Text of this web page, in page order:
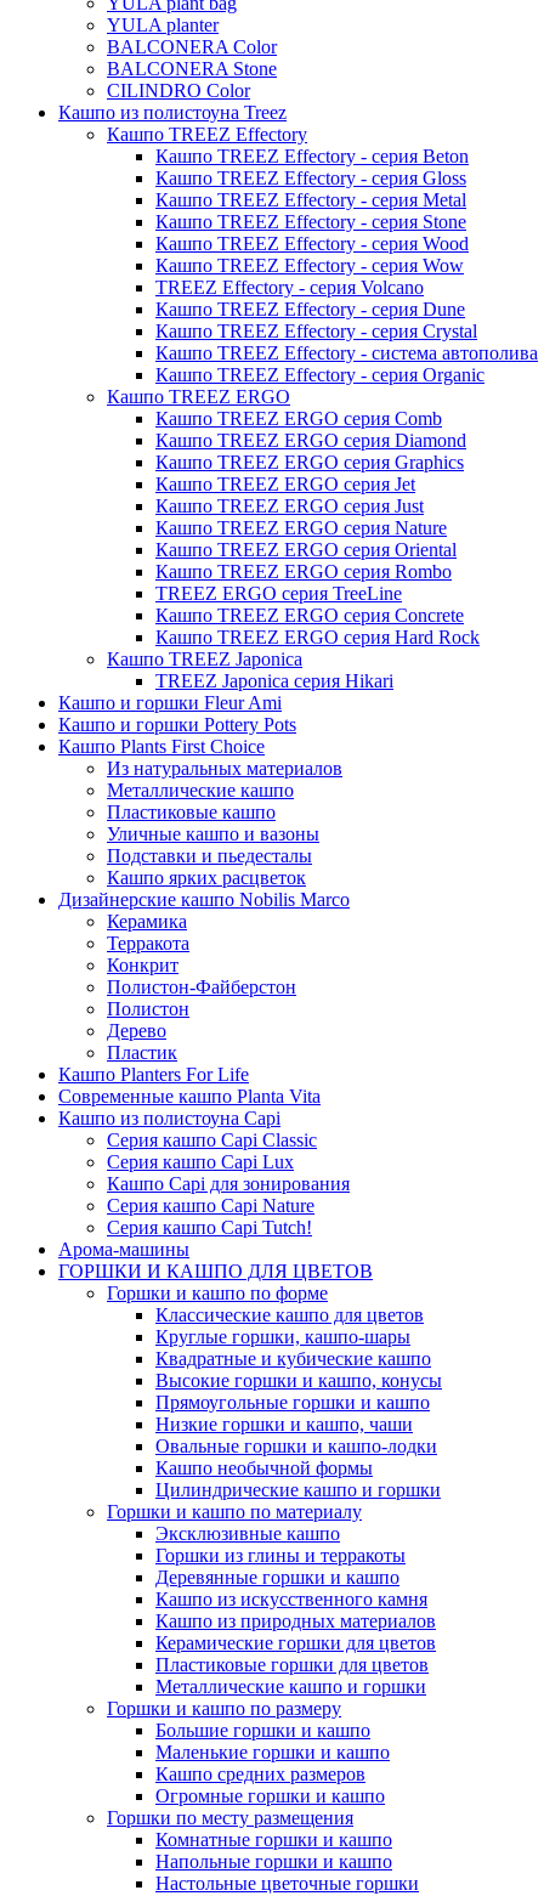
Moda
YULA planter
BALCONERA Color
BALCONERA Stone
CILINDRO Color
Кашпо из полистоуна Treez
Кашпо TREEZ Effectory
Кашпо TREEZ Effectory - серия Beton
Кашпо TREEZ Effectory - серия Gloss
Кашпо TREEZ Effectory - серия Metal
Кашпо TREEZ Effectory - серия Stone
Кашпо TREEZ Effectory - серия Wood
Кашпо TREEZ Effectory - серия Wow
TREEZ Effectory - серия Volcano
Кашпо TREEZ Effectory - серия Dune
Кашпо TREEZ Effectory - серия Crystal
Кашпо TREEZ Effectory - система автополива
Кашпо TREEZ Effectory - серия Organic
Кашпо TREEZ ERGO
Кашпо TREEZ ERGO серия Comb
Кашпо TREEZ ERGO серия Diamond
Кашпо TREEZ ERGO серия Graphics
Кашпо TREEZ ERGO серия Jet
Кашпо TREEZ ERGO серия Just
Кашпо TREEZ ERGO серия Nature
Кашпо TREEZ ERGO серия Oriental
Кашпо TREEZ ERGO серия Rombo
TREEZ ERGO серия TreeLine
Кашпо TREEZ ERGO серия Concrete
Кашпо TREEZ ERGO серия Hard Rock
Кашпо TREEZ Japonica
TREEZ Japonica серия Hikari
Кашпо и горшки Fleur Ami
Кашпо и горшки Pottery Pots
Кашпо Plants First Choice
Из натуральных материалов
Металлические кашпо
Пластиковые кашпо
Уличные кашпо и вазоны
Подставки и пьедесталы
Кашпо ярких расцветок
Дизайнерские кашпо Nobilis Marco
Керамика
Терракота
Конкрит
Полистон-Файберстон
Полистон
Дерево
Пластик
Кашпо Planters For Life
Современные кашпо Planta Vita
Кашпо из полистоуна Capi
Серия кашпо Capi Classic
Серия кашпо Capi Lux
Кашпо Capi для зонирования
Серия кашпо Capi Nature
Серия кашпо Capi Tutch!
Арома-машины
ГОРШКИ И КАШПО ДЛЯ ЦВЕТОВ
Горшки и кашпо по форме
Классические кашпо для цветов
Круглые горшки, кашпо-шары
Квадратные и кубические кашпо
Высокие горшки и кашпо, конусы
Прямоугольные горшки и кашпо
Низкие горшки и кашпо, чаши
Овальные горшки и кашпо-лодки
Кашпо необычной формы
Цилиндрические кашпо и горшки
Горшки и кашпо по материалу
Эксклюзивные кашпо
Горшки из глины и терракоты
Деревянные горшки и кашпо
Кашпо из искусственного камня
Кашпо из природных материалов
Керамические горшки для цветов
Пластиковые горшки для цветов
Металлические кашпо и горшки
Горшки и кашпо по размеру
Большие горшки и кашпо
Маленькие горшки и кашпо
Кашпо средних размеров
Огромные горшки и кашпо
Горшки по месту размещения
Комнатные горшки и кашпо
Напольные горшки и кашпо
Настольные цветочные горшки